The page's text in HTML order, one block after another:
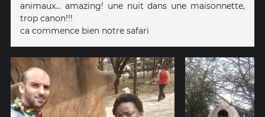
animaux... amazing! une nuit dans une maisonnette,
trop canon!!!
ca commence bien notre safari